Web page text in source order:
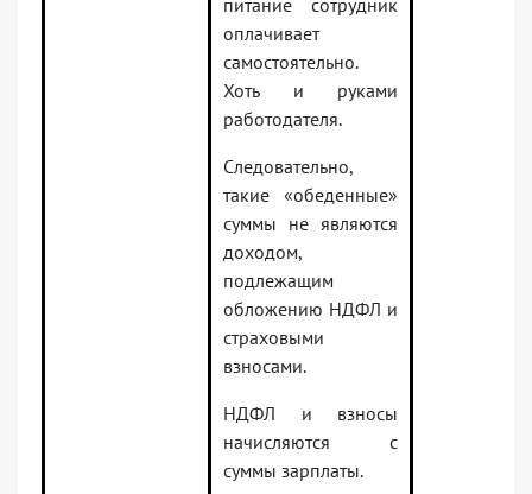
питание сотрудник
оплачивает
самостоятельно.
Хоть и руками
работодателя.
Следовательно,
такие «обеденные»
суммы не являются
доходом,
подлежащим
обложению НДФЛ и
страховыми
взносами.
НДФЛ и взносы
начисляются с
суммы зарплаты.